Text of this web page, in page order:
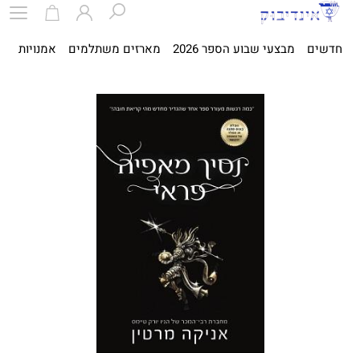
חדשים מבצעי שבוע הספר 2026 מארזים משתלמים אמנויות